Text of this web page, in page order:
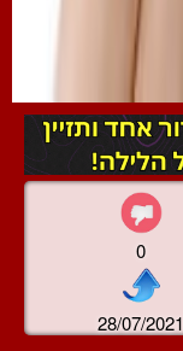
0
28/07/2021